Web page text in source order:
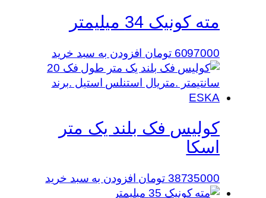
مته کونیک 34 میلیمتر
6097000 تومان افزودن به سبد خرید
کولیس فک بلند یک متر
اسکا
38735000 تومان افزودن به سبد خرید